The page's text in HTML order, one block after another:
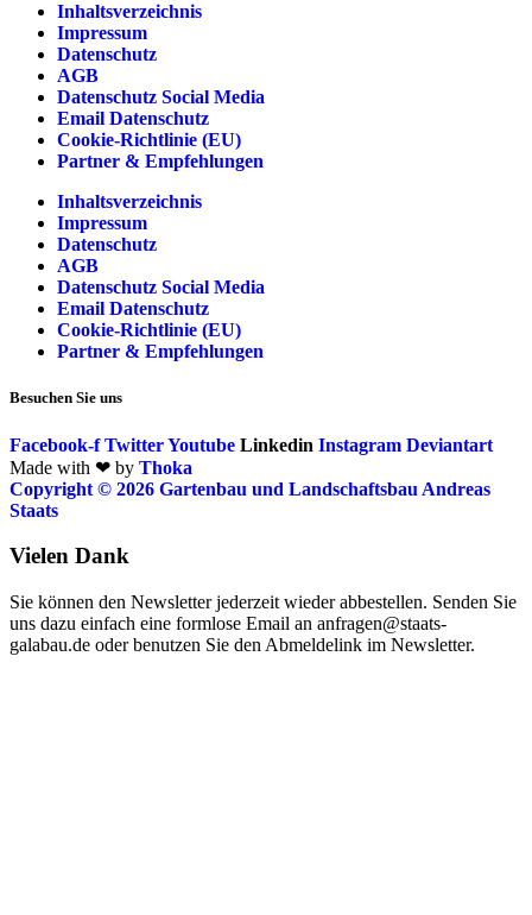
Inhaltsverzeichnis
Impressum
Datenschutz
AGB
Datenschutz Social Media
Email Datenschutz
Cookie-Richtlinie (EU)
Partner & Empfehlungen
Inhaltsverzeichnis
Impressum
Datenschutz
AGB
Datenschutz Social Media
Email Datenschutz
Cookie-Richtlinie (EU)
Partner & Empfehlungen
Besuchen Sie uns
Facebook-f TwitterYoutube Linkedin Instagram Deviantart
Made with ❤ by Thoka
Copyright © 2026 Gartenbau und Landschaftsbau Andreas
Staats
Vielen Dank
Sie können den Newsletter jederzeit wieder abbestellen. Senden Sie
uns dazu einfach eine formlose Email an anfragen@staats-
galabau.de oder benutzen Sie den Abmeldelink im Newsletter.